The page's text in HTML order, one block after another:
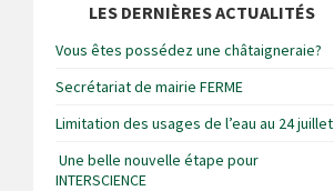
LES DERNIÈRES ACTUALITÉS
Vous êtes possédez une châtaigneraie?
Secrétariat de mairie FERME
Limitation des usages de l’eau au 24 juillet
Une belle nouvelle étape pour
INTERSCIENCE